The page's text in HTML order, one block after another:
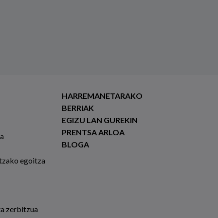
egoitza
zerbitzua
HARREMANETARAKO
BERRIAK
EGIZU LAN GUREKIN
PRENTSA ARLOA
BLOGA